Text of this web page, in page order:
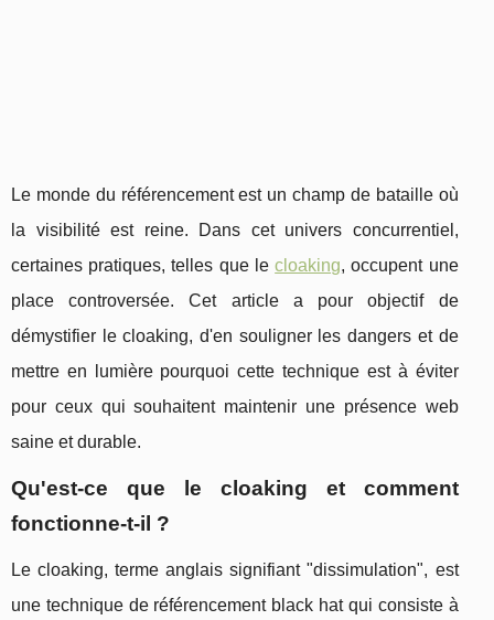
Le monde du référencement est un champ de bataille où
la visibilité est reine. Dans cet univers concurrentiel,
certaines pratiques, telles que lecloaking, occupent une
place controversée. Cet article a pour objectif de
démystifier le cloaking, d'en souligner les dangers et de
mettre en lumière pourquoi cette technique est à éviter
pour ceux qui souhaitent maintenir une présence web
saine et durable.
Qu'est-ce que le cloaking et comment
fonctionne-t-il ?
Le cloaking, terme anglais signifiant "dissimulation", est
une technique de référencement black hat qui consiste à